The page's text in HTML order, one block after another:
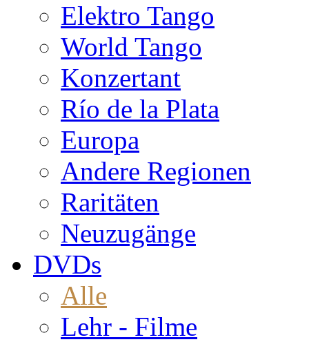
Elektro Tango
World Tango
Konzertant
Río de la Plata
Europa
Andere Regionen
Raritäten
Neuzugänge
DVDs
Alle
Lehr - Filme